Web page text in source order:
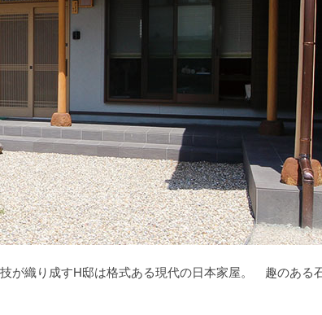
が織り成すH邸は格式ある現代の日本家屋。 趣のある